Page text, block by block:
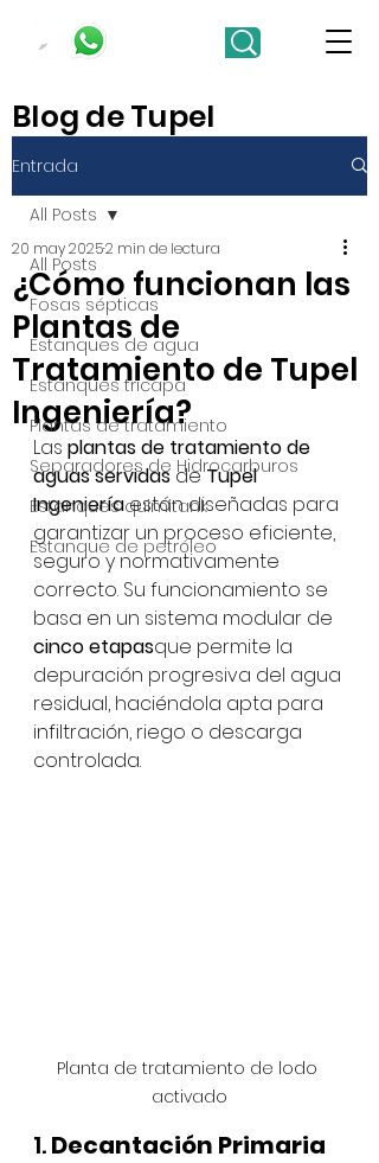
Blog de Tupel
Entrada
All Posts
Fosas sépticas
Estanques de agua
Estanques tricapa
Plantas de tratamiento
Separadores de Hidrocarburos
Estanques quimitank
Estanque de petróleo
All Posts
¿Cómo funcionan las
Plantas de
Tratamiento de Tupel
Ingeniería?
20 may 20252 min de lectura
Las plantas de tratamiento de
aguas servidas de Tupel
Ingeniería están diseñadas para
garantizar un proceso eficiente,
seguro y normativamente
correcto. Su funcionamiento se
basa en un sistema modular de
cinco etapasque permite la
depuración progresiva del agua
residual, haciéndola apta para
infiltración, riego o descarga
controlada.
Planta de tratamiento de lodo
activado
1. Decantación Primaria